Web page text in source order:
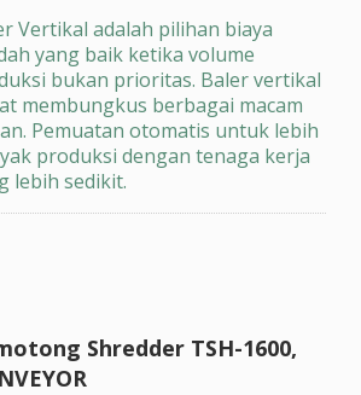
Vertikal adalah pilihan biaya
yang baik ketika volume
bukan prioritas. Baler vertikal
membungkus berbagai macam
Pemuatan otomatis untuk lebih
produksi dengan tenaga kerja
lebih sedikit.
Shredder TSH-1600,